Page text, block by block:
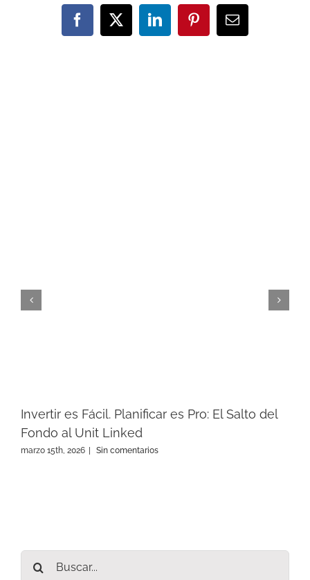
Facebook
X LinkedInPinterestCorreo
electrónico
Invertir es Fácil. Planificar es Pro: El Salto del
Fondo al Unit Linked
marzo 15th, 2026 | Sin comentarios
Buscar: